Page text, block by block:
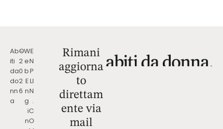
Ab
iti
da
do
nn
a
©
2
0
2
6
W
e
b
E
n
g
i
n
E
N
P
LI
N
.
C
O
Rimani
aggiorna
to
direttam
ente via
mail